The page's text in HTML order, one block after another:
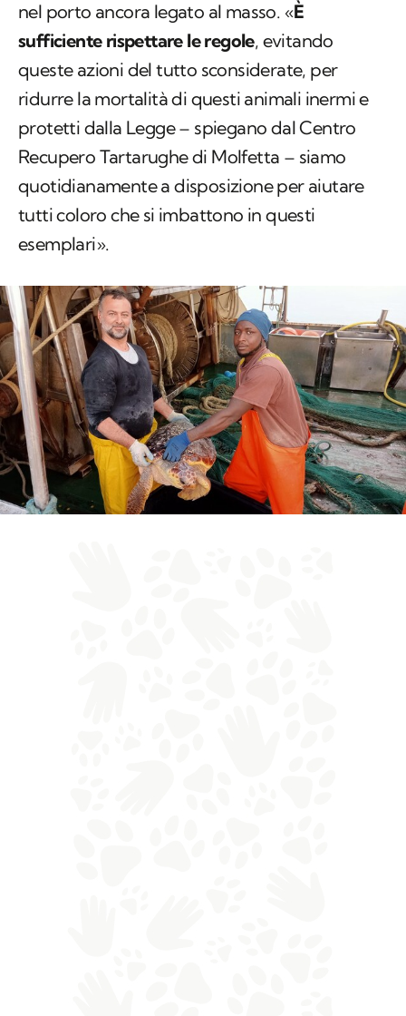
nel porto ancora legato al masso. «È
sufficiente rispettare le regole, evitando
queste azioni del tutto sconsiderate, per
ridurre la mortalità di questi animali inermi e
protetti dalla Legge – spiegano dal Centro
Recupero Tartarughe di Molfetta – siamo
quotidianamente a disposizione per aiutare
tutti coloro che si imbattono in questi
esemplari».